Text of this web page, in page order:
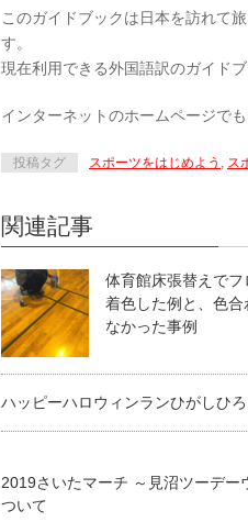
このガイドブックは日本を訪れて
す。
現在利用できる外国語訳のガイド
インターネットのホームページで
投稿タグ スポーツをはじめよう , ス
関連記事
体育館床張替えでフ
着色した例と、色合
なかった事例
ハッピーハロウィンランひがしひ
2019さいたマーチ ～見沼ツーデー
ついて